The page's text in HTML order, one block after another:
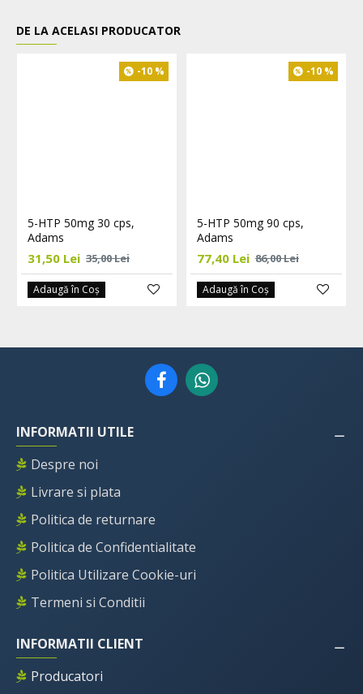
DE LA ACELASI PRODUCATOR
-10 %
5-HTP 50mg 30 cps,
Adams
31,50 Lei 35,00 Lei
Adaugă în Coş
-10 %
5-HTP 50mg 90 cps,
Adams
77,40 Lei 86,00 Lei
Adaugă în Coş
INFORMATII UTILE
Despre noi
Livrare si plata
Politica de returnare
Politica de Confidentialitate
Politica Utilizare Cookie-uri
Termeni si Conditii
INFORMATII CLIENT
Producatori